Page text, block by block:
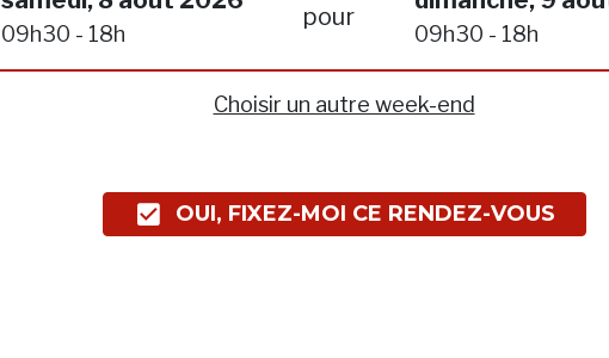
09h30 - 18h
pour
09h30 - 18h
Choisir un autre week-end
OUI, FIXEZ-MOI CE RENDEZ-VOUS